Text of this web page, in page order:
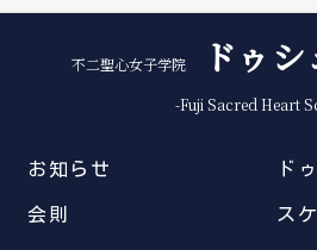
不二聖心女子学院 ドゥ
-Fuji Sacred Heart
お知らせ ド
会則 ス